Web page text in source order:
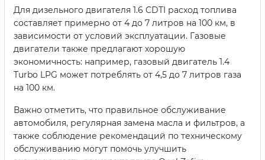
Для дизельного двигателя 1.6 CDTI расход топлива
составляет примерно от 4 до 7 литров на 100 км, в
зависимости от условий эксплуатации. Газовые
двигатели также предлагают хорошую
экономичность: например, газовый двигатель 1.4
Turbo LPG может потреблять от 4,5 до 7 литров газа
на 100 км.
Важно отметить, что правильное обслуживание
автомобиля, регулярная замена масла и фильтров, а
также соблюдение рекомендаций по техническому
обслуживанию могут помочь улучшить